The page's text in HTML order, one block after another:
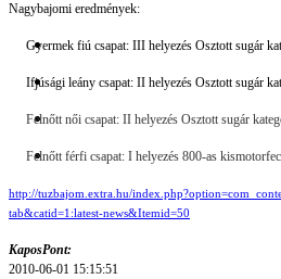
Nagybajomi eredmények:
Gyermek fiú csapat: III helyezés Osztott sugár
Ifjúsági leány csapat: II helyezés Osztott sugár
Felnőtt női csapat: II helyezés Osztott sugár
Felnőtt férfi csapat: I helyezés 800-as
http://tuzbajom.extra.hu/
tab&catid=1:latest-news&Itemid=50
KaposPont:
2010-06-01 15:15:51